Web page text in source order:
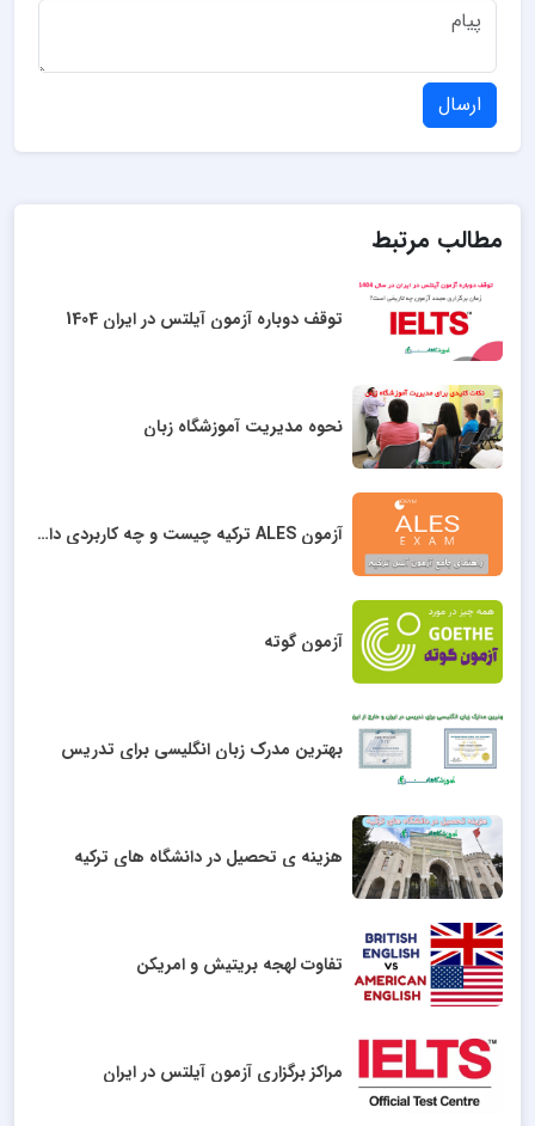
ارسال
مطالب مرتبط
توقف دوباره آزمون آیلتس در ایران 1404
نحوه مدیریت آموزشگاه زبان
آزمون ALES ترکیه چیست و چه کاربردی دارد؟
آزمون گوته
بهترین مدرک زبان انگلیسی برای تدریس
هزینه ی تحصیل در دانشگاه های ترکیه
تفاوت لهجه بریتیش و امریکن
مراکز برگزاری آزمون آیلتس در ایران